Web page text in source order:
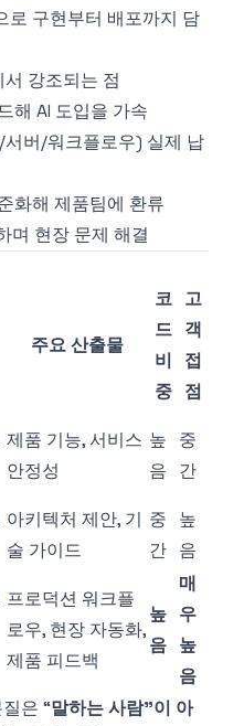
로 구현부터 배포까지 담
강조되는 점
해 AI 도입을 가속
버/워크플로우) 실제 납
화해 제품팀에 환류
며 현장 문제 해결
주요 산출물
코
드
비
중
고
객
접
점
제품 기능, 서비스
안정성
높
음
중
간
아키텍처 제안, 기
술 가이드
중
간
높
음
프로덕션 워크플
로우, 현장 자동화,
제품 피드백
높
음
매
우
높
음
은 “말하는 사람”이 아